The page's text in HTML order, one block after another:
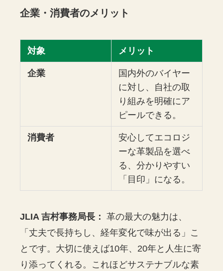
企業・消費者のメリット
対象 メリット
企業
国内外のバイヤー
に対し、自社の取
り組みを明確にア
ピールできる。
消費者
安心してエコロジ
ーな革製品を選べ
る、分かりやすい
「目印」になる。
JLIA 吉村事務局長： 革の最大の魅力は、
「丈夫で長持ちし、経年変化で味が出る」こ
とです。大切に使えば10年、20年と人生に寄
り添ってくれる。これほどサステナブルな素